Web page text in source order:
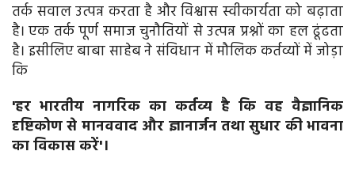
तर्क सवाल उत्पन्न करता है और विश्वास स्वीकार्यता को बढ़ाता
है। एक तर्क पूर्ण समाज चुनौतियों से उत्पन्न प्रश्नों का हल ढूंढता
है। इसीलिए बाबा साहेब ने संविधान में मौलिक कर्तव्यों में जोड़ा
कि
'हर भारतीय नागरिक का कर्तव्य है कि वह वैज्ञानिक
दृष्टिकोण से मानववाद और ज्ञानार्जन तथा सुधार की भावना
का विकास करें'।